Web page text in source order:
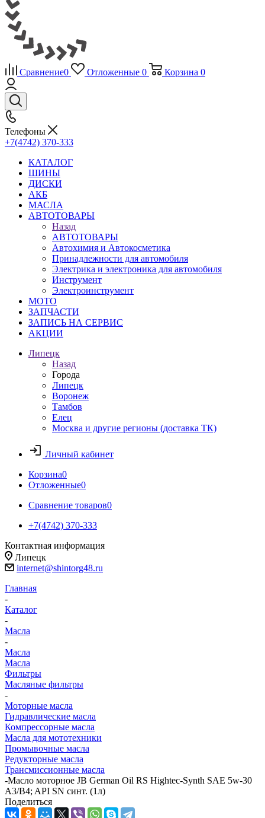
Сравнение0 Отложенные 0 Корзина 0
Телефоны
+7(4742) 370-333
КАТАЛОГ
ШИНЫ
ДИСКИ
АКБ
МАСЛА
АВТОТОВАРЫ
Назад
АВТОТОВАРЫ
Автохимия и Автокосметика
Принадлежности для автомобиля
Электрика и электроника для автомобиля
Инструмент
Электроинструмент
МОТО
ЗАПЧАСТИ
ЗАПИСЬ НА СЕРВИС
АКЦИИ
Липецк
Назад
Города
Липецк
Воронеж
Тамбов
Елец
Москва и другие регионы (доставка ТК)
Личный кабинет
Корзина0
Отложенные0
Сравнение товаров0
+7(4742) 370-333
Контактная информация
Липецк
internet@shintorg48.ru
Главная
-
Каталог
-
Масла
-
Масла
Масла
Фильтры
Масляные фильтры
-
Моторные масла
Гидравлические масла
Компрессорные масла
Масла для мототехники
Промывочные масла
Редукторные масла
Трансмиссионные масла
-Масло моторное JB German Oil RS Hightec-Synth SAE 5w-30
A3/B4; API SN синт. (1л)
Поделиться